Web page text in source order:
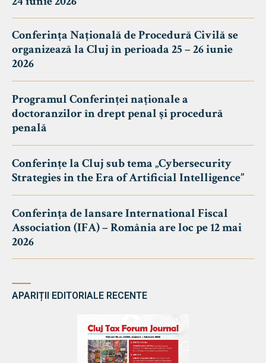
Conferința Națională de Procedură Civilă se
organizează la Cluj în perioada 25 – 26 iunie
2026
Programul Conferinței naționale a
doctoranzilor în drept penal și procedură
penală
Conferințe la Cluj sub tema „Cybersecurity
Strategies in the Era of Artificial Intelligence”
Conferința de lansare International Fiscal
Association (IFA) – România are loc pe 12 mai
2026
APARIȚII EDITORIALE RECENTE